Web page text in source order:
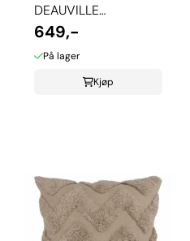
DEAUVILLE
PUTETREKK - BLÅ
649,-
På lager
Kjøp